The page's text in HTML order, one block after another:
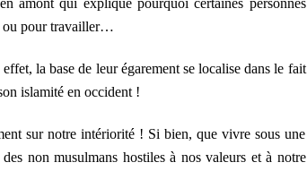
amont qui explique pourquoi certaines personnes
ou pour travailler…
la base de leur égarement se localise dans le fait
islamité en occident !
sur notre intériorité ! Si bien, que vivre sous une
non musulmans hostiles à nos valeurs et à notre